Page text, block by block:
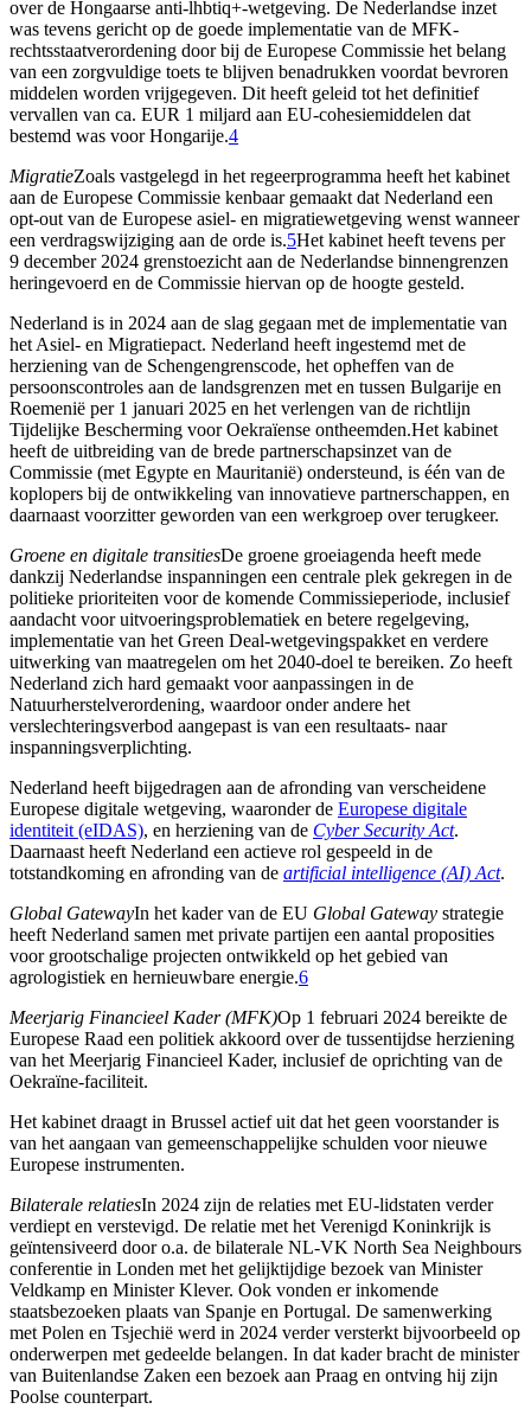
over de Hongaarse anti-lhbtiq+-wetgeving. De Nederlandse inzet
was tevens gericht op de goede implementatie van de MFK-
rechtsstaatverordening door bij de Europese Commissie het belang
van een zorgvuldige toets te blijven benadrukken voordat bevroren
middelen worden vrijgegeven. Dit heeft geleid tot het definitief
vervallen van ca. EUR 1 miljard aan EU-cohesiemiddelen dat
bestemd was voor Hongarije.4
MigratieZoals vastgelegd in het regeerprogramma heeft het kabinet
aan de Europese Commissie kenbaar gemaakt dat Nederland een
opt-out van de Europese asiel- en migratiewetgeving wenst wanneer
een verdragswijziging aan de orde is.5Het kabinet heeft tevens per
9 december 2024 grenstoezicht aan de Nederlandse binnengrenzen
heringevoerd en de Commissie hiervan op de hoogte gesteld.
Nederland is in 2024 aan de slag gegaan met de implementatie van
het Asiel- en Migratiepact. Nederland heeft ingestemd met de
herziening van de Schengengrenscode, het opheffen van de
persoonscontroles aan de landsgrenzen met en tussen Bulgarije en
Roemenië per 1 januari 2025 en het verlengen van de richtlijn
Tijdelijke Bescherming voor Oekraïense ontheemden.Het kabinet
heeft de uitbreiding van de brede partnerschapsinzet van de
Commissie (met Egypte en Mauritanië) ondersteund, is één van de
koplopers bij de ontwikkeling van innovatieve partnerschappen, en
daarnaast voorzitter geworden van een werkgroep over terugkeer.
Groene en digitale transitiesDe groene groeiagenda heeft mede
dankzij Nederlandse inspanningen een centrale plek gekregen in de
politieke prioriteiten voor de komende Commissieperiode, inclusief
aandacht voor uitvoeringsproblematiek en betere regelgeving,
implementatie van het Green Deal-wetgevingspakket en verdere
uitwerking van maatregelen om het 2040-doel te bereiken. Zo heeft
Nederland zich hard gemaakt voor aanpassingen in de
Natuurherstelverordening, waardoor onder andere het
verslechteringsverbod aangepast is van een resultaats- naar
inspanningsverplichting.
Nederland heeft bijgedragen aan de afronding van verscheidene
Europese digitale wetgeving, waaronder de Europese digitale
identiteit (eIDAS), en herziening van de Cyber Security Act.
Daarnaast heeft Nederland een actieve rol gespeeld in de
totstandkoming en afronding van de artificial intelligence (AI) Act.
Global GatewayIn het kader van de EU Global Gateway strategie
heeft Nederland samen met private partijen een aantal proposities
voor grootschalige projecten ontwikkeld op het gebied van
agrologistiek en hernieuwbare energie.6
Meerjarig Financieel Kader (MFK)Op 1 februari 2024 bereikte de
Europese Raad een politiek akkoord over de tussentijdse herziening
van het Meerjarig Financieel Kader, inclusief de oprichting van de
Oekraïne-faciliteit.
Het kabinet draagt in Brussel actief uit dat het geen voorstander is
van het aangaan van gemeenschappelijke schulden voor nieuwe
Europese instrumenten.
Bilaterale relatiesIn 2024 zijn de relaties met EU-lidstaten verder
verdiept en verstevigd. De relatie met het Verenigd Koninkrijk is
geïntensiveerd door o.a. de bilaterale NL-VK North Sea Neighbours
conferentie in Londen met het gelijktijdige bezoek van Minister
Veldkamp en Minister Klever. Ook vonden er inkomende
staatsbezoeken plaats van Spanje en Portugal. De samenwerking
met Polen en Tsjechië werd in 2024 verder versterkt bijvoorbeeld op
onderwerpen met gedeelde belangen. In dat kader bracht de minister
van Buitenlandse Zaken een bezoek aan Praag en ontving hij zijn
Poolse counterpart.